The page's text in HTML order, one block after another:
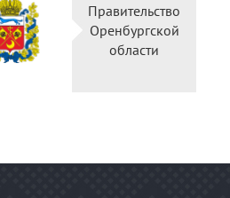
Правительство
Оренбургской
области